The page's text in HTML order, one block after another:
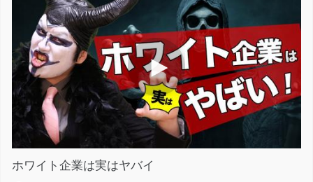
ホワイト企業は実はヤバイ